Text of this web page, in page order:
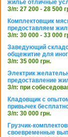
жилье отличные
З/п: 27 200 - 28 500
Комплектовщик
предоставляем
З/п: 30 000 - 33 000
Заведующий
общежитие для
З/п: 35 000 грн.
Электрик
предоставление
З/п: при
Кладовщик с
привычек
З/п: 30 000 грн.
Грузчик-
своевременные